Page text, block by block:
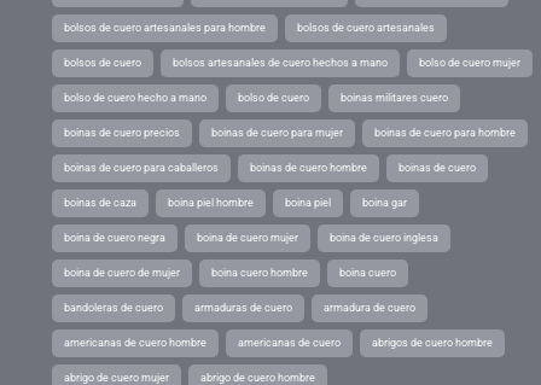
bolsos de cuero artesanales para hombre bolsos de cuero artesanales
bolsos de cuero bolsos artesanales de cuero hechos a mano bolso de cuero mujer
bolso de cuero hecho a mano bolso de cuero boinas militares cuero
boinas de cuero precios boinas de cuero para mujer boinas de cuero para hombre
boinas de cuero para caballeros boinas de cuero hombre boinas de cuero
boinas de caza boina piel hombre boina piel boina gar
boina de cuero negra boina de cuero mujer boina de cuero inglesa
boina de cuero de mujer boina cuero hombre boina cuero
bandoleras de cuero armaduras de cuero armadura de cuero
americanas de cuero hombre americanas de cuero abrigos de cuero hombre
abrigo de cuero mujer abrigo de cuero hombre